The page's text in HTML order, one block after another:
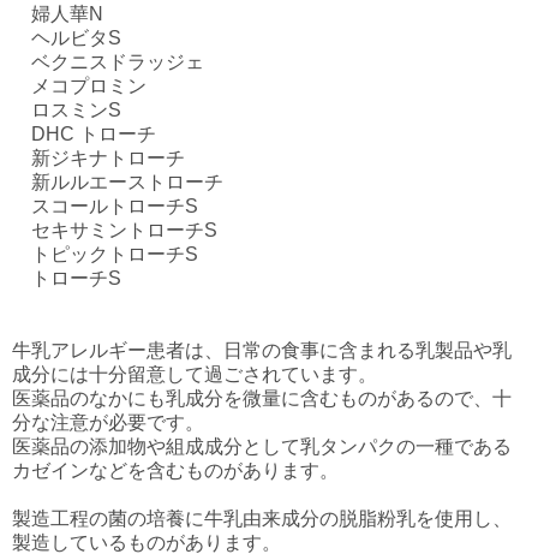
婦人華N
ヘルビタS
ベクニスドラッジェ
メコプロミン
ロスミンS
DHC トローチ
新ジキナトローチ
新ルルエーストローチ
スコールトローチS
セキサミントローチS
トピックトローチS
トローチS
牛乳アレルギー患者は、日常の食事に含まれる乳製品や乳
成分には十分留意して過ごされています。
医薬品のなかにも乳成分を微量に含むものがあるので、十
分な注意が必要です。
医薬品の添加物や組成成分として乳タンパクの一種である
カゼインなどを含むものがあります。
製造工程の菌の培養に牛乳由来成分の脱脂粉乳を使用し、
製造しているものがあります。